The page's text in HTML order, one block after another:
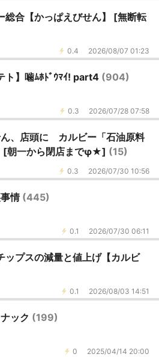
総合【かっぱえびせん】 [無断転
0.4 2026/08/07 01:23
ト】噛ﾑﾎﾄﾞｳﾏｲ! part4 (904)
0.3 2026/07/28 07:58
、店頭に カルビー「石油原料
[朝一から閉店までφ★] (15)
0.3 2026/07/30 10:56
情 (445)
0.1 2026/07/30 06:11
ップスの減量と値上げ【カルビ
0.1 2026/08/03 14:51
ック (199)
0 2025/04/14 20:00